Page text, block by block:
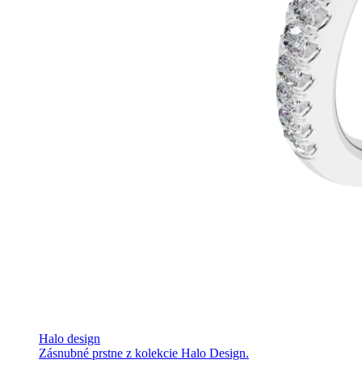
Halo design
Zásnubné prstne z kolekcie Halo Design.